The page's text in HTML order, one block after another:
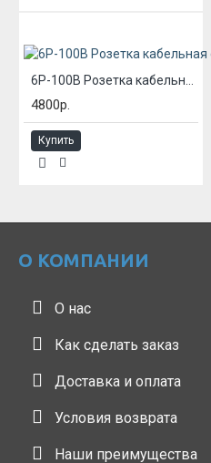
4800р.
Купить
О КОМПАНИИ
О нас
Как сделать заказ
Доставка и оплата
Условия возврата
Наши преимущества